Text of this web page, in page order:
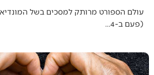
עולם הספורט מרותק למסכים בשל
(פעם ב-4…